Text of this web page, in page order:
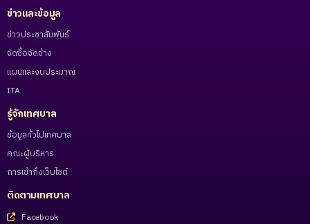
ข่าวและข้อมูล
ข่าวประชาสัมพันธ์
จัดซื้อจัดจ้าง
แผนและงบประมาณ
ITA
รู้จักเทศบาล
ข้อมูลทั่วไปเทศบาล
คณะผู้บริหาร
การเข้าถึงเว็บไซต์
ติดตามเทศบาล
Facebook